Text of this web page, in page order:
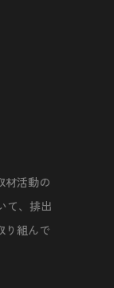
材活動の
て、排出
り組んで